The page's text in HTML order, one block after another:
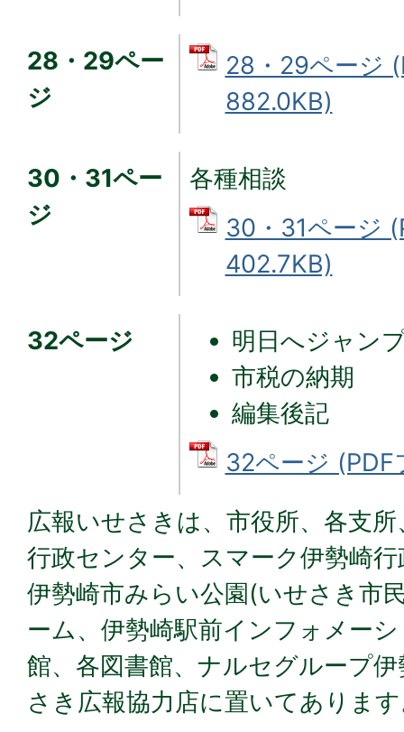
28・29ペー
ジ
28・29ページ
882.0KB)
30・31ペー
ジ
各種相談
30・31ページ
402.7KB)
32ページ
明日へジャン
市税の納期
編集後記
32ページ (PDF
広報いせさきは、市役所、各支
行政センター、スマーク伊勢崎
伊勢崎市みらい公園(いせさき市
ーム、伊勢崎駅前インフォメー
館、各図書館、ナルセグループ
さき広報協力店に置いてありま